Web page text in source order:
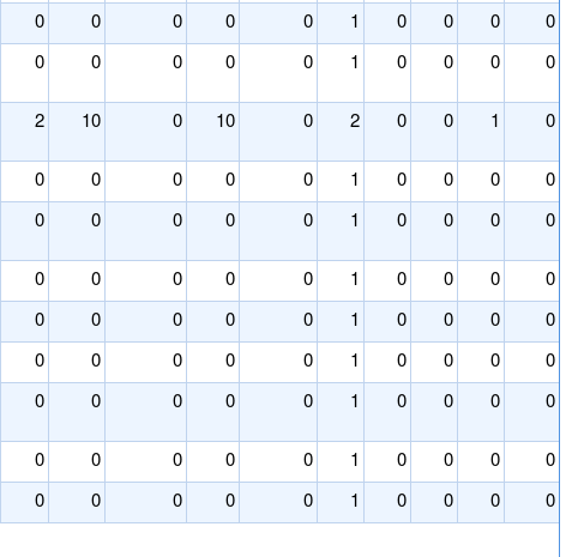
0 0 0 0 0 1 0 0 0 0
0 0 0 0 0 1 0 0 0 0
2 10 0 10 0 2 0 0 1 0
0 0 0 0 0 1 0 0 0 0
0 0 0 0 0 1 0 0 0 0
0 0 0 0 0 1 0 0 0 0
0 0 0 0 0 1 0 0 0 0
0 0 0 0 0 1 0 0 0 0
0 0 0 0 0 1 0 0 0 0
0 0 0 0 0 1 0 0 0 0
0 0 0 0 0 1 0 0 0
0